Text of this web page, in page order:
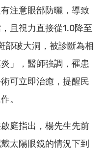
注意眼部防曬，導致
且視力直接從1.0降至
部破大洞，被診斷為相
」，醫師強調，罹患
可立即治癒，提醒民
。
庭指出，楊先生先前
太陽眼鏡的情況下到